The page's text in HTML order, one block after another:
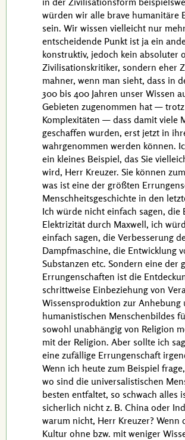
würden wir alle brave humanitäre
sein. Wir wissen vielleicht nur
entscheidende Punkt ist ja ein
konstruktiv, jedoch kein absoluter
Zivilisations­kritiker, sondern eher
mahner, wenn man sieht, dass in
300 bis 400 Jahren unser Wissen
Gebieten zugenommen hat —
Komplexitäten — dass damit viele
geschaffen wurden, erst jetzt in
wahrgenommen werden können.
ein kleines Beispiel, das Sie
wird, Herr Kreuzer. Sie können
was ist eine der größten
Menschheitsgeschichte in den
Ich würde nicht einfach sagen, die
Elektrizität durch Maxwell, ich
einfach sagen, die Verbesserung
Dampfmaschine, die Entwicklung
Substanzen etc. Sondern eine der
Errungenschaften ist die
schrittweise Einbeziehung von
Wissensproduktion zur Anhebung
humanistischen Menschenbildes
sowohl unabhängig von Religion
mit der Religion. Aber sollte ich
eine zufällige Errungenschaft
Wenn ich heute zum Beispiel
wo sind die universalistischen
besten entfaltet, so schwach alles
sicherlich nicht z. B. China oder
warum nicht, Herr Kreuzer? Wenn
Kultur ohne bzw. mit weniger